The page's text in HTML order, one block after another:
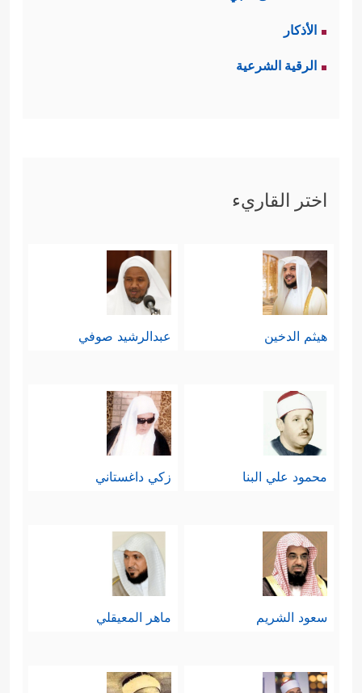
الأذكار
الرقية الشرعية
اختر القاريء
هيثم الدخين عبدالرشيد صوفي
محمود علي البنا زكي داغستاني
سعود الشريم ماهر المعيقلي